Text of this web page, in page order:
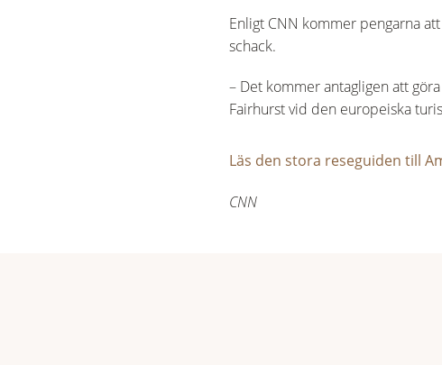
Enligt CNN kommer pengarna
schack.
– Det kommer antagligen att
Fairhurst vid den europeiska
Läs den stora reseguiden till
CNN